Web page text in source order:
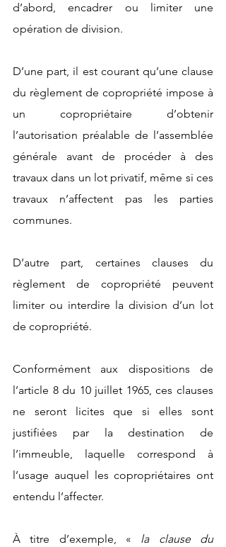
d’abord, encadrer ou limiter une
opération de division.
D’une part, il est courant qu’une clause
du règlement de copropriété impose à
un copropriétaire d’obtenir
l’autorisation préalable de l’assemblée
générale avant de procéder à des
travaux dans un lot privatif, même si ces
travaux n’affectent pas les parties
communes.
D’autre part, certaines clauses du
règlement de copropriété peuvent
limiter ou interdire la division d’un lot
de copropriété.
Conformément aux dispositions de
l’article 8 du 10 juillet 1965, ces clauses
ne seront licites que si elles sont
justifiées par la destination de
l’immeuble, laquelle correspond à
l’usage auquel les copropriétaires ont
entendu l’affecter.
À titre d’exemple, « la clause du